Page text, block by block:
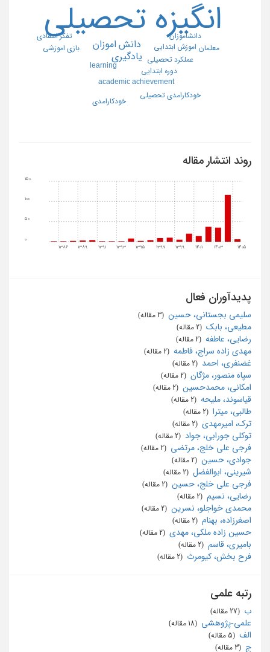
انگيزه تحصيلي
دانش اموزان
يادگيري
اموزش ابتدايي
عملكرد تحصيلي
دانشاموزان
دوره ابتدايي
learning
academic achievement
بازي اموزشي
تفكر انتقادي
خودكارامدي
خودكارامدي تحصيلي
معلمان
روند انتشار مقاله
1386 1389 1391 1393 1395 1397 1399 1401 1403 1405
50
100
150
پدیدآوران فعال
سلیمی بجستانی، حسین
مطیعی، بابک
رضایی، عاطفه
مهدی زاده سراج، فاطمه
غضنفری، احمد
سپاه منصور، مژگان
امکانی، محمدحسین
قیاسوند، ملیحه
طالبی، میترا
ترک، امیرمهدی
توکلی جورابی، جواد
فرجی علی خلج، مرتضی
جوادی، حسین
شیرینی، ابوالفضل
فرجی علی خلج، حسین
رضايي، نسيم
محمدي خواجلو، نسرين
اصغرزاده، بهنام
حسین زاده ملکی، مهدی
بامیری، قاسم
فرح ‌بخش، کیومرث
رتبه علمی
ب
علمی-پژوهشی
الف
ج